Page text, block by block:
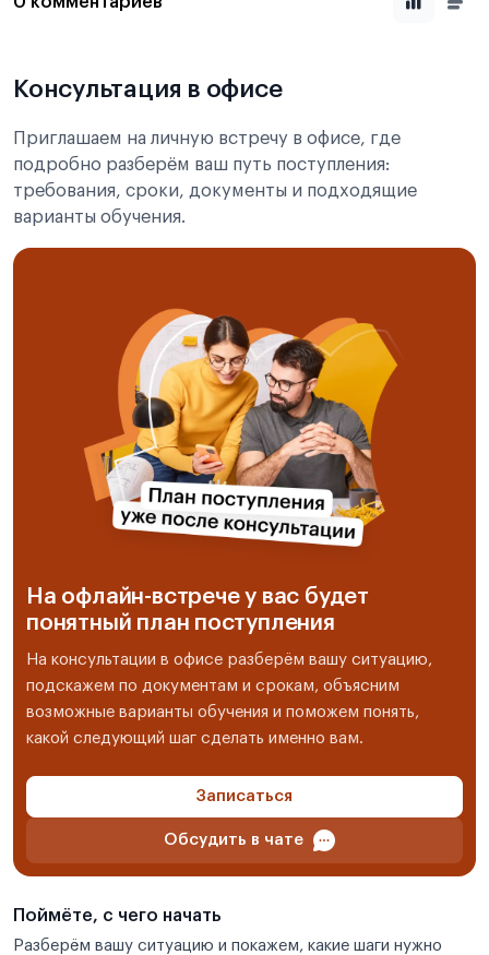
Консультация в офисе
Приглашаем на личную встречу в офисе, где
подробно разберём ваш путь поступления:
требования, сроки, документы и подходящие
варианты обучения.
На офлайн-встрече у вас будет
понятный план поступления
На консультации в офисе разберём вашу ситуацию,
подскажем по документам и срокам, объясним
возможные варианты обучения и поможем понять,
какой следующий шаг сделать именно вам.
Записаться
Обсудить в чате
Поймёте, с чего начать
Разберём вашу ситуацию и покажем, какие шаги нужно